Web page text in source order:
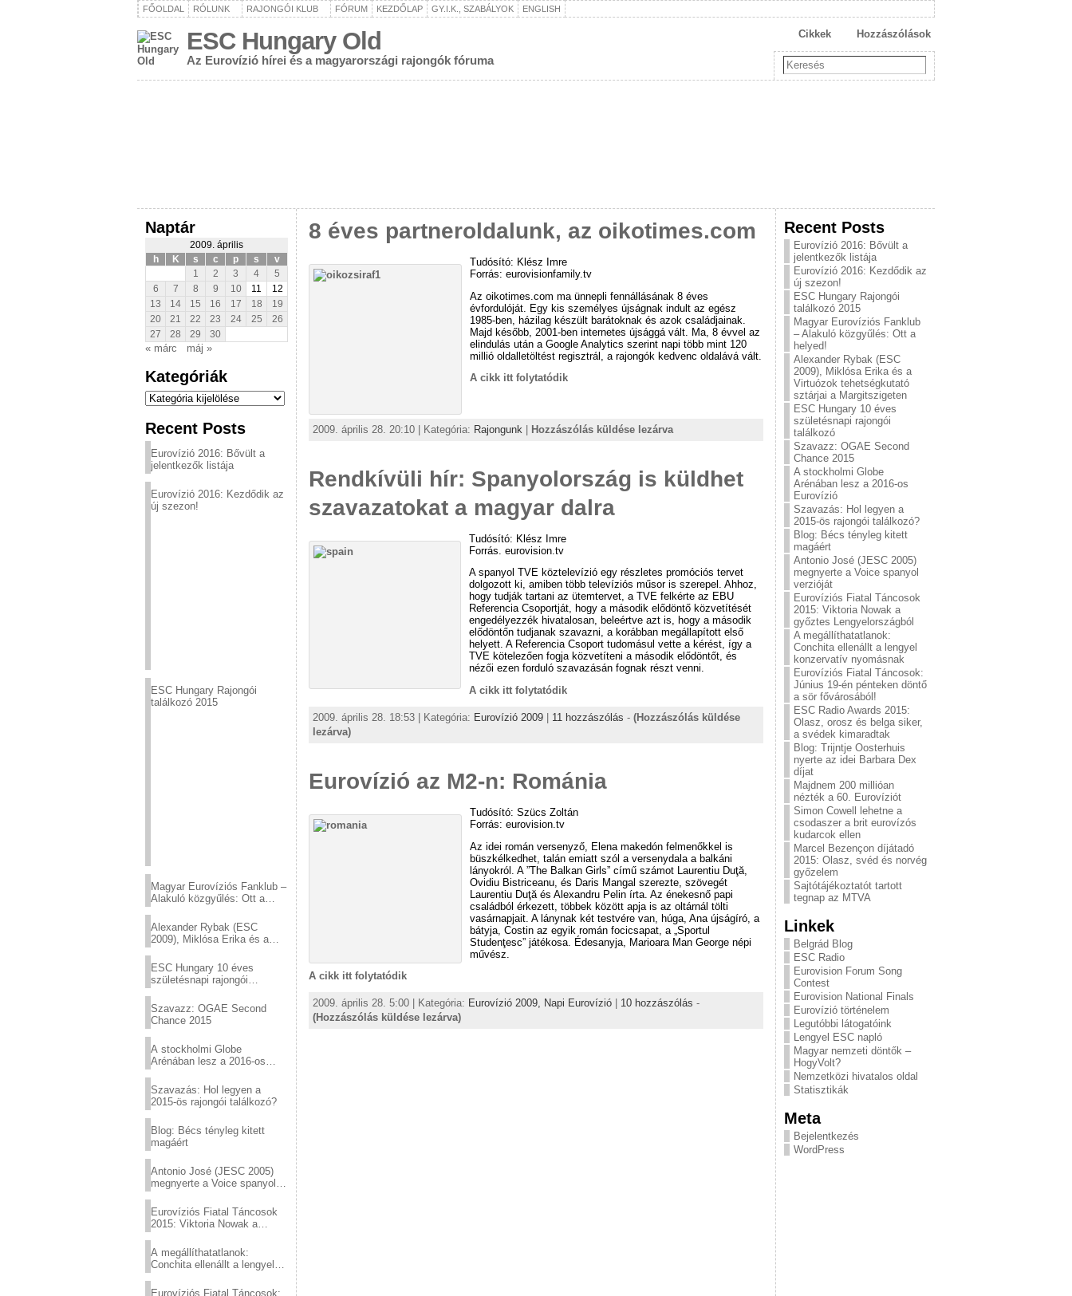
FŐOLDAL RÓLUNK RAJONGÓI KLUB FÓRUM KEZDŐLAP GY.I.K., SZABÁLYOK ENGLISH
ESC Hungary Old
Az Eurovízió hírei és a magyarországi rajongók fóruma
Hozzászólások
Cikkek
Naptár
2009. április
h
K s c p s
v
1
2 3 4
5
6
7 8 9 10 11
12
13
14 15 16 17 18
19
20
21 22 23 24 25
26
27
28 29 30
« márc máj »
Kategóriák
Kategóriák
Recent Posts
Eurovízió 2016: Bővült a
jelentkezők listája
Eurovízió 2016: Kezdődik az
új szezon!
ESC Hungary Rajongói
találkozó 2015
Magyar Eurovíziós Fanklub –
Alakuló közgyűlés: Ott a
Alexander Rybak (ESC
2009), Miklósa Erika és a
sztárjai a Margitszigeten
ESC Hungary 10 éves
születésnapi rajongói
Szavazz: OGAE Second
Chance 2015
A stockholmi Globe
Arénában lesz a 2016-os
Szavazás: Hol legyen a
2015-ös rajongói találkozó?
Blog: Bécs tényleg kitett
magáért
Antonio José (JESC 2005)
megnyerte a Voice spanyol
Eurovíziós Fiatal Táncosok
2015: Viktoria Nowak a
A megállíthatatlanok:
Conchita ellenállt a lengyel
Eurovíziós Fiatal Táncosok:
8 éves partneroldalunk, az oikotimes.com
Tudósító: Klész Imre
Forrás: eurovisionfamily.tv
Az oikotimes.com ma ünnepli fennállásának 8 éves
évfordulóját. Egy kis személyes újságnak indult az egész
1985-ben, házilag készült barátoknak és azok családjainak.
Majd később, 2001-ben internetes újsággá vált. Ma, 8 évvel az
elindulás után a Google Analytics szerint napi több mint 120
millió oldalletöltést regisztrál, a rajongók kedvenc oldalává vált.
A cikk itt folytatódik
2009. április 28. 20:10 | Kategória: Rajongunk Hozzászólás küldése lezárva
Rendkívüli hír: Spanyolország is küldhet
szavazatokat a magyar dalra
Tudósító: Klész Imre
Forrás. eurovision.tv
A spanyol TVE köztelevízió egy részletes promóciós tervet
dolgozott ki, amiben több televíziós műsor is szerepel. Ahhoz,
hogy tudják tartani az ütemtervet, a TVE felkérte az EBU
Referencia Csoportját, hogy a második elődöntő közvetítését
engedélyezzék hivatalosan, beleértve azt is, hogy a második
elődöntőn tudjanak szavazni, a korábban megállapított első
helyett. A Referencia Csoport tudomásul vette a kérést, így a
TVE kötelezően fogja közvetíteni a második elődöntőt, és
nézői ezen forduló szavazásán fognak részt venni.
A cikk itt folytatódik
2009. április 28. 18:53 | Kategória: Eurovízió 2009 11 hozzászólás - (Hozzászólás küldése
lezárva)
Eurovízió az M2-n: Románia
Tudósító: Szücs Zoltán
Forrás: eurovision.tv
Az idei román versenyző, Elena makedón felmenőkkel is
büszkélkedhet, talán emiatt szól a versenydala a balkáni
lányokról. A ”The Balkan Girls” című számot Laurentiu Duţă,
Ovidiu Bistriceanu, és Daris Mangal szerezte, szövegét
Laurentiu Duţă és Alexandru Pelin írta. Az énekesnő papi
családból érkezett, többek között apja is az oltárnál tölti
vasárnapjait. A lánynak két testvére van, húga, Ana újságíró, a
bátyja, Costin az egyik román focicsapat, a „Sportul
Studenţesc” játékosa. Édesanyja, Marioara Man George népi
művész.
A cikk itt folytatódik
2009. április 28. 5:00 | Kategória: Eurovízió 2009, Napi Eurovízió 10 hozzászólás -
(Hozzászólás küldése lezárva)
Recent Posts
Eurovízió 2016: Bővült a
jelentkezők listája
Eurovízió 2016: Kezdődik az
új szezon!
ESC Hungary Rajongói
találkozó 2015
Magyar Eurovíziós Fanklub
– Alakuló közgyűlés: Ott a
helyed!
Alexander Rybak (ESC
2009), Miklósa Erika és a
Virtuózok tehetségkutató
sztárjai a Margitszigeten
ESC Hungary 10 éves
születésnapi rajongói
találkozó
Szavazz: OGAE Second
Chance 2015
A stockholmi Globe
Arénában lesz a 2016-os
Eurovízió
Szavazás: Hol legyen a
2015-ös rajongói találkozó?
Blog: Bécs tényleg kitett
magáért
Antonio José (JESC 2005)
megnyerte a Voice spanyol
verzióját
Eurovíziós Fiatal Táncosok
2015: Viktoria Nowak a
győztes Lengyelországból
A megállíthatatlanok:
Conchita ellenállt a lengyel
konzervatív nyomásnak
Eurovíziós Fiatal Táncosok:
Június 19-én pénteken döntő
a sör fővárosából!
ESC Radio Awards 2015:
Olasz, orosz és belga siker,
a svédek kimaradtak
Blog: Trijntje Oosterhuis
nyerte az idei Barbara Dex
díjat
Majdnem 200 millióan
nézték a 60. Eurovíziót
Simon Cowell lehetne a
csodaszer a brit eurovízós
kudarcok ellen
Marcel Bezençon díjátadó
2015: Olasz, svéd és norvég
győzelem
Sajtótájékoztatót tartott
tegnap az MTVA
Linkek
Belgrád Blog
ESC Radio
Eurovision Forum Song
Contest
Eurovision National Finals
Eurovízió történelem
Legutóbbi látogatóink
Lengyel ESC napló
Magyar nemzeti döntők –
HogyVolt?
Nemzetközi hivatalos oldal
Statisztikák
Meta
Bejelentkezés
WordPress